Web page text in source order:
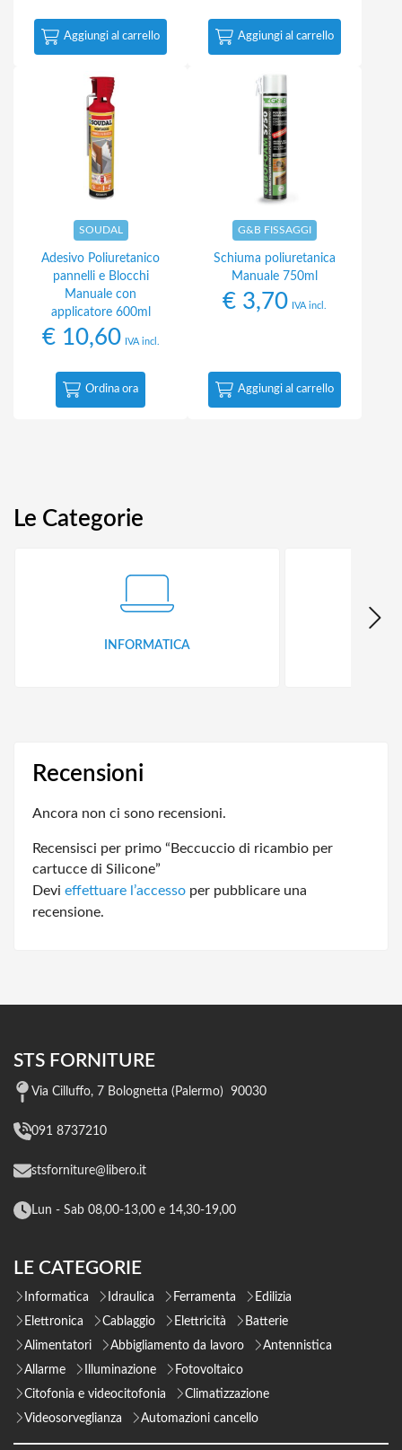
Aggiungi al carrello Aggiungi al carrello
SOUDAL
Adesivo Poliuretanico
pannelli e Blocchi
Manuale con
applicatore 600ml
€10,60 IVA incl.
Ordina ora
G&B FISSAGGI
Schiuma poliuretanica
Manuale 750ml
€ 3,70 IVA incl.
Aggiungi al carrello
Le Categorie
INFORMATICA
Recensioni
Ancora non ci sono recensioni.
Recensisci per primo “Beccuccio di ricambio per
cartucce di Silicone”
Devi effettuare l’accesso per pubblicare una
recensione.
STS FORNITURE
Via Cilluffo, 7 Bolognetta (Palermo) 90030
091 8737210
stsforniture@libero.it
Lun - Sab 08,00-13,00 e 14,30-19,00
LE CATEGORIE
Informatica Idraulica Ferramenta
Edilizia
Elettronica
Cablaggio Elettricità
Batterie
Alimentatori
Abbigliamento da lavoro
Antennistica
Allarme
Illuminazione
Fotovoltaico
Citofonia e videocitofonia
Climatizzazione
Videosorveglianza
Automazioni cancello